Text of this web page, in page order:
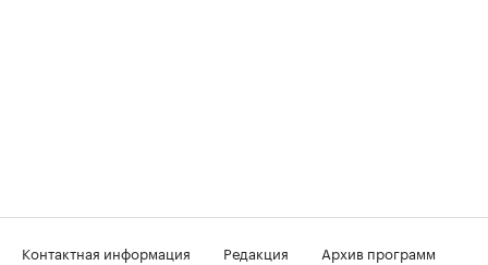
Контактная информация Редакция
Архив программ